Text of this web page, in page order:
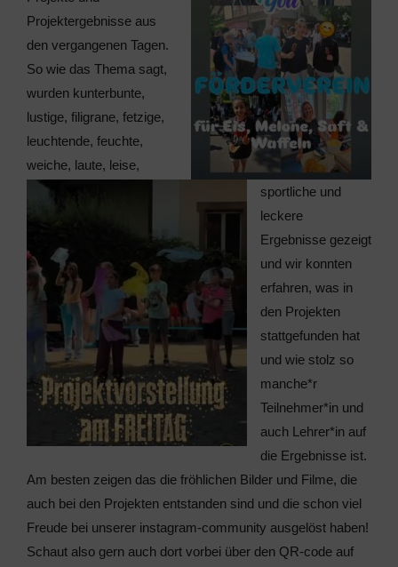
Projektergebnisse aus
den vergangenen Tagen.
So wie das Thema sagt,
wurden kunterbunte,
lustige, filigrane, fetzige,
leuchtende, feuchte,
weiche, laute, leise,
sportliche und
leckere
Ergebnisse gezeigt
und wir konnten
erfahren, was in
den Projekten
stattgefunden hat
und wie stolz so
manche*r
Teilnehmer*in und
auch Lehrer*in auf
die Ergebnisse ist.
Am besten zeigen das die fröhlichen Bilder und Filme, die
auch bei den Projekten entstanden sind und die schon viel
Freude bei unserer instagram-community ausgelöst haben!
Schaut also gern auch dort vorbei über den QR-code auf